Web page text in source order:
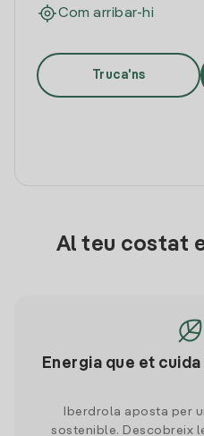
Com arribar-hi
Truca'ns
Al teu costat
Energia que et
Iberdrola aposta per
sostenible. Descobreix